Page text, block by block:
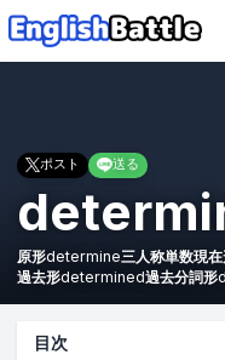
ポスト 送る
原形determine三人称単数現
過去形determined過去分詞形
目次